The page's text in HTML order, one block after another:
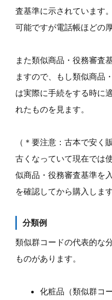
査基準に示されています
可能ですが電話帳ほどの
また類似商品・役務審査
ますので、もし類似商品
は実際に手続をする時に
れたものを見ます。
（＊要注意：古本で安く
古くなっていて現在では
似商品・役務審査基準を
を確認してから購入します
分類例
類似群コードの代表的な
ものがあります。
化粧品（類似群コ